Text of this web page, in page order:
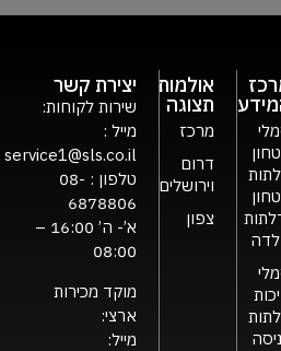
אולמות
תצוגה
מרכז
דרום
וירושלים
צפון
יצירת קשר
שירות לקוחות:
מייל :
service1@sls.co.il
טלפון : 08-
6878806
א’- ה’ 16:00 –
08:00
מוקד מכירות
ארצי:
מייל: